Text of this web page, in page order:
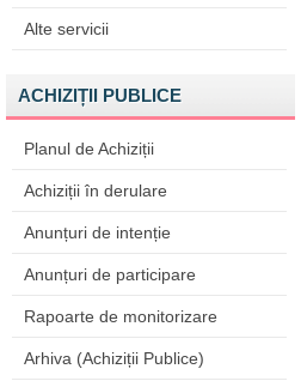
Alte servicii
ACHIZIȚII PUBLICE
Planul de Achiziții
Achiziții în derulare
Anunțuri de intenție
Anunțuri de participare
Rapoarte de monitorizare
Arhiva (Achiziții Publice)